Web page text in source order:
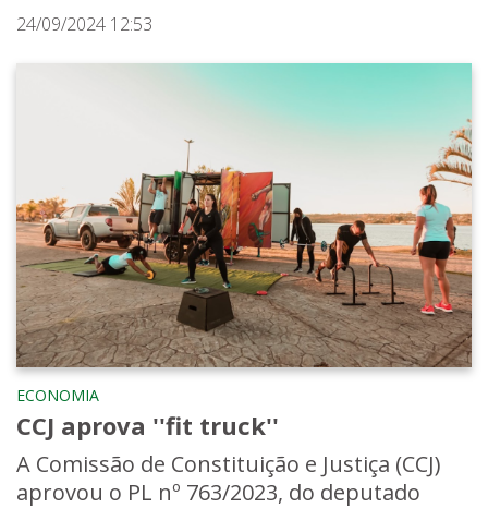
24/09/2024 12:53
ECONOMIA
CCJ aprova ''fit truck''
A Comissão de Constituição e Justiça (CCJ)
aprovou o PL nº 763/2023, do deputado